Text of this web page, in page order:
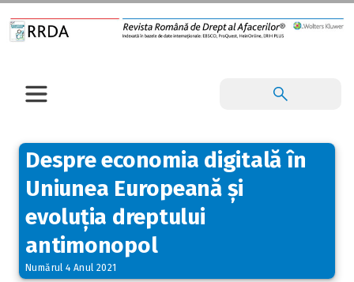
Despre economia digitală în
Uniunea Europeană și
evoluția dreptului
antimonopol
Numărul 4 Anul 2021